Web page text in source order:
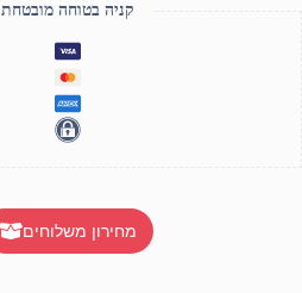
קניה בטוחה מובטחת
מחירון משלוחים